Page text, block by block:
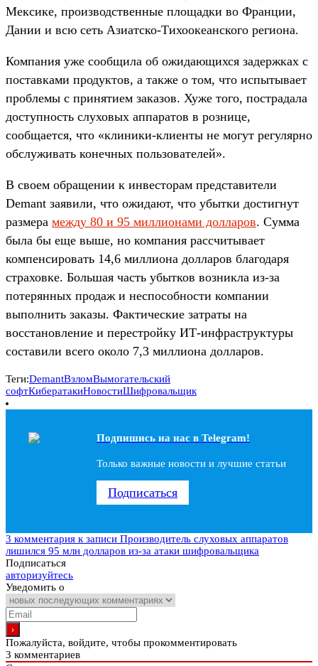
Мексике, производственные площадки во Франции,
Дании и всю сеть Азиатско-Тихоокеанского региона.
Компания уже сообщила об ожидающихся задержках с
поставками продуктов, а также о том, что испытывает
проблемы с принятием заказов. Хуже того, пострадала
доступность слуховых аппаратов в рознице,
сообщается, что «клиники-клиенты не могут регулярно
обслуживать конечных пользователей».
В своем обращении к инвесторам представители
Demant заявили, что ожидают, что убытки достигнут
размера между 80 и 95 миллионами долларов. Сумма
была бы еще выше, но компания рассчитывает
компенсировать 14,6 миллиона долларов благодаря
страховке. Большая часть убытков возникла из-за
потерянных продаж и неспособности компании
выполнить заказы. Фактические затраты на
восстановление и перестройку ИТ-инфраструктуры
составили всего около 7,3 миллиона долларов.
Теги:DemantВзломВымогательский
софтКибератакиНовостиШифровальщик
Подпишись на наc в Telegram!
Только важные новости и лучшие статьи
Подписаться
3 комментария к записи Производитель слуховых аппаратов
лишился 95 млн долларов из-за атаки шифровальщика
Подписаться
авторизуйтесь
Уведомить о
Пожалуйста, войдите, чтобы прокомментировать
3 комментариев